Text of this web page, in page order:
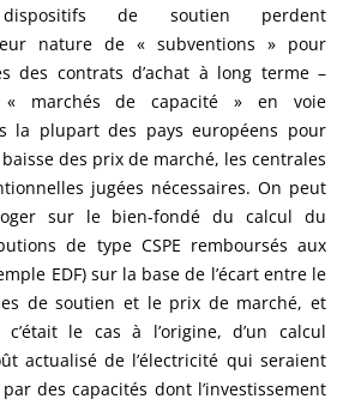
de soutien perdent
nature de « subventions » pour
des contrats d’achat à long terme –
marchés de capacité » en voie
la plupart des pays européens pour
des prix de marché, les centrales
jugées nécessaires. On peut
sur le bien-fondé du calcul du
de type CSPE remboursés aux
EDF) sur la base de l’écart entre le
de soutien et le prix de marché, et
le cas à l’origine, d’un calcul
actualisé de l’électricité qui seraient
des capacités dont l’investissement